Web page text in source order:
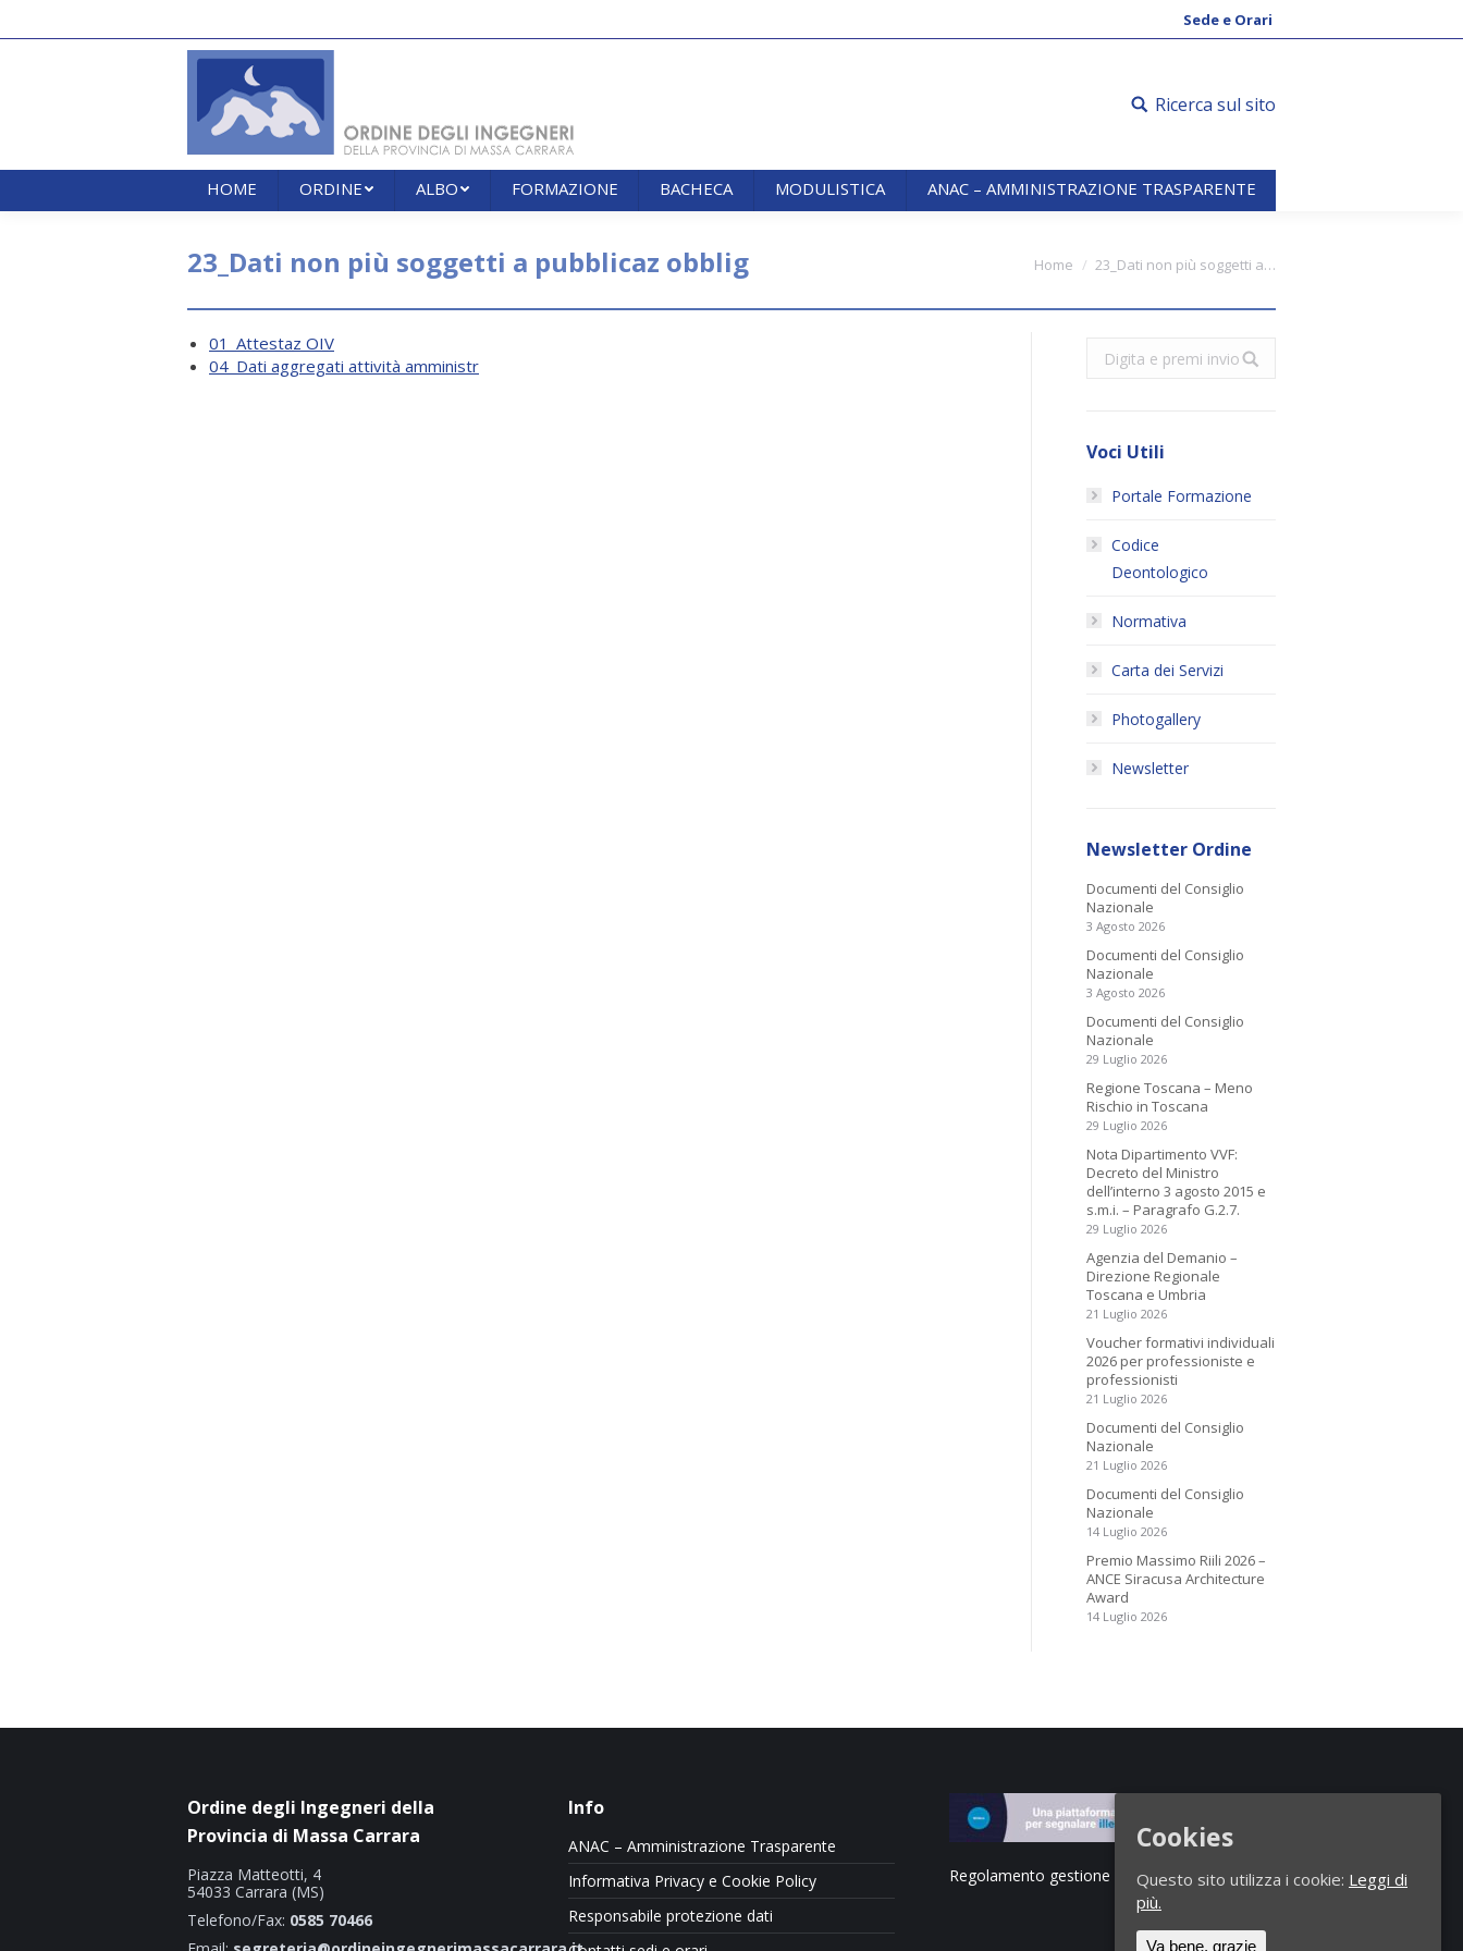
Sede e Orari
Ricerca sul sito
HOME ORDINE ALBO FORMAZIONE BACHECA MODULISTICA ANAC – AMMINISTRAZIONE TRASPARENTE
23_Dati non più soggetti a pubblicaz obblig You are here:Home 23_Dati non più soggetti a…
01_Attestaz OIV
04_Dati aggregati attività amministr
Search:
Voci Utili
Portale Formazione
Codice
Deontologico
Normativa
Carta dei Servizi
Photogallery
Newsletter
Newsletter Ordine
Documenti del Consiglio
Nazionale
3 Agosto 2026
Documenti del Consiglio
Nazionale
3 Agosto 2026
Documenti del Consiglio
Nazionale
29 Luglio 2026
Regione Toscana – Meno
Rischio in Toscana
29 Luglio 2026
Nota Dipartimento VVF:
Decreto del Ministro
dell’interno 3 agosto 2015 e
s.m.i. – Paragrafo G.2.7.
29 Luglio 2026
Agenzia del Demanio –
Direzione Regionale
Toscana e Umbria
21 Luglio 2026
Voucher formativi individuali
2026 per professioniste e
professionisti
21 Luglio 2026
Documenti del Consiglio
Nazionale
21 Luglio 2026
Documenti del Consiglio
Nazionale
14 Luglio 2026
Premio Massimo Riili 2026 –
ANCE Siracusa Architecture
Award
14 Luglio 2026
Ordine degli Ingegneri della
Provincia di Massa Carrara
Piazza Matteotti, 4
54033 Carrara (MS)
Telefono/Fax: 0585 70466
Info
ANAC – Amministrazione Trasparente
Informativa Privacy e Cookie Policy
Responsabile protezione dati
Regolamento gestione segnalazioni di illeciti
Cookies
Questo sito utilizza i cookie: Leggi di
più.
Va bene, grazie
ANAC – AMMINISTRAZIONE TRASPARENTE